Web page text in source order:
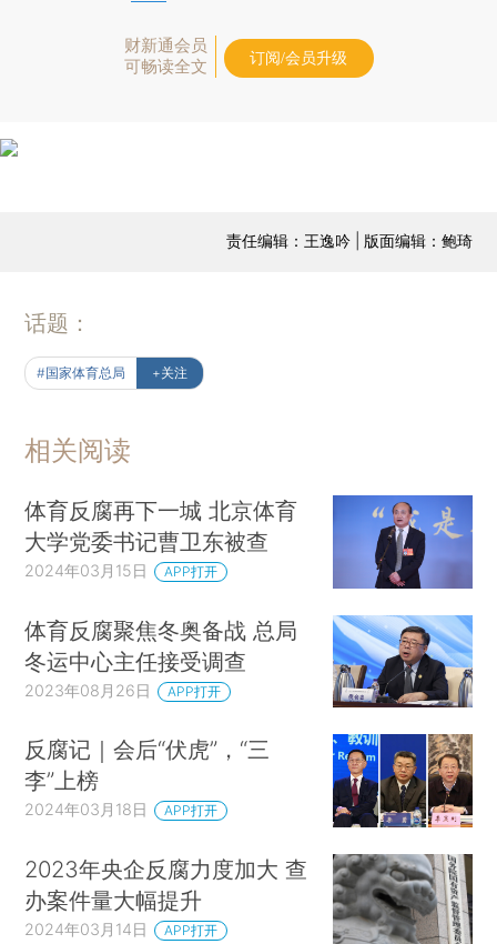
财新通会员
可畅读全文
订阅/会员升级
责任编辑：王逸吟 | 版面编辑：鲍琦
话题：
#国家体育总局 +关注
相关阅读
体育反腐再下一城 北京体育
大学党委书记曹卫东被查
2024年03月15日 APP打开
体育反腐聚焦冬奥备战 总局
冬运中心主任接受调查
2023年08月26日 APP打开
反腐记｜会后“伏虎”，“三
李”上榜
2024年03月18日 APP打开
2023年央企反腐力度加大 查
办案件量大幅提升
2024年03月14日 APP打开